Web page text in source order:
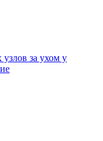
за ухом у